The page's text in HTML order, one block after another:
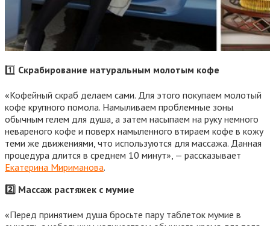
1️⃣ Скрабирование натуральным молотым кофе
«Кофейный скраб делаем сами. Для этого покупаем молотый
кофе крупного помола. Намыливаем проблемные зоны
обычным гелем для душа, а затем насыпаем на руку немного
невареного кофе и поверх намыленного втираем кофе в кожу
теми же движениями, что используются для массажа. Данная
процедура длится в среднем 10 минут», — рассказывает
Екатерина Мириманова.
2️⃣ Массаж растяжек с мумие
«Перед принятием душа бросьте пару таблеток мумие в